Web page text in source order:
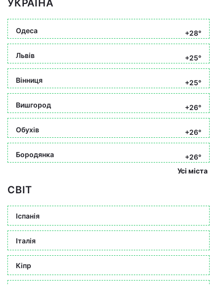
УКРАЇНА
Одеса +28°
Львів +25°
Вінниця +25°
Вишгород +26°
Обухів +26°
Бородянка
+26°
Усі міста
СВІТ
Іспанія
Італія
Кіпр